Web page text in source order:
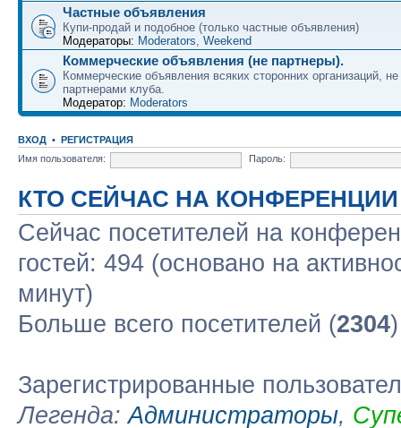
Частные объявления
Купи-продай и подобное (только частные объявления)
Модераторы: Moderators Weekend
Коммерческие объявления (не партнеры).
Коммерческие объявления всяких сторонних организаций,
партнерами клуба.
Модератор: Moderators
ВХОД • РЕГИСТРАЦИЯ
Имя пользователя:
Пароль:
КТО СЕЙЧАС НА КОНФЕРЕНЦИИ
Сейчас посетителей на
гостей: 494 (основано на
минут)
Больше всего посетителей (2304
Зарегистрированные
Легенда:Администраторы,